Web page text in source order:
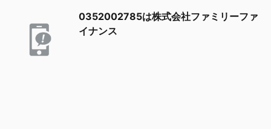
0352002785は株式会社ファミリーファ
イナンス